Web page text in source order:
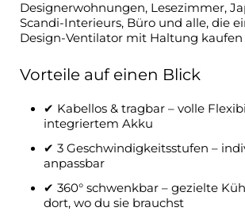
Designerwohnungen, Lesezimmer,
Scandi-Interieurs, Büro und alle, die
Design-Ventilator mit Haltung
Vorteile auf einen Blick
✔ Kabellos & tragbar – volle
integriertem Akku
✔ 3 Geschwindigkeitsstufen –
anpassbar
✔ 360° schwenkbar – gezielte
dort, wo du sie brauchst